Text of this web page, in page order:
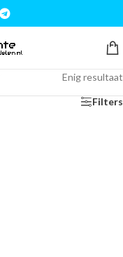
Enig resultaat
Filters